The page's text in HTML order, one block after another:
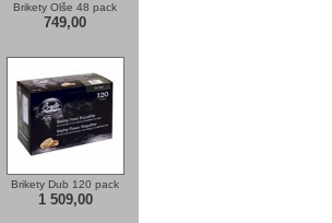
Brikety Olše 48 pack
749,00
Brikety Dub 120 pack
1 509,00